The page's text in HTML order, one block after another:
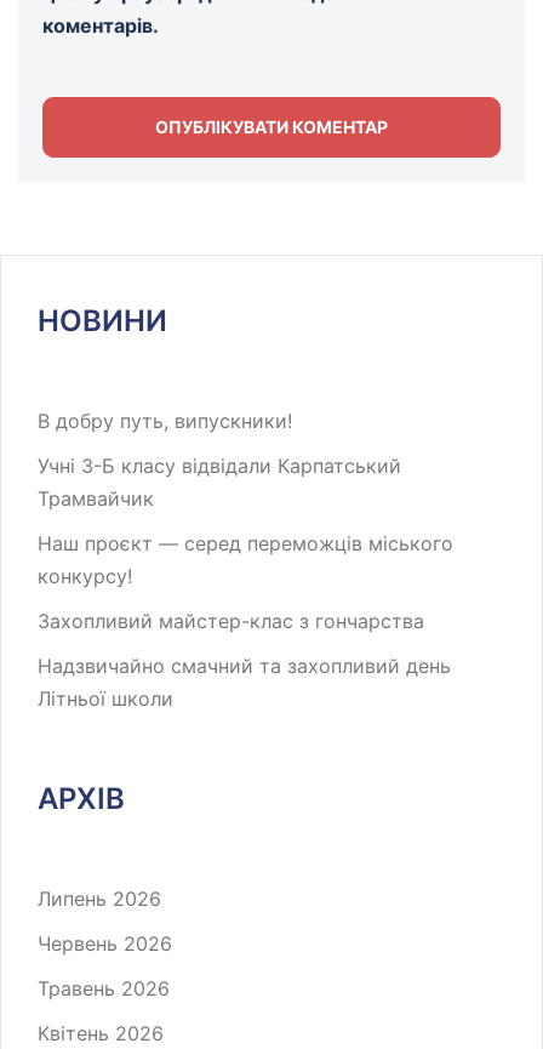
коментарів.
НОВИНИ
В добру путь, випускники!
Учні 3-Б класу відвідали Карпатський
Трамвайчик
Наш проєкт — серед переможців міського
конкурсу!
Захопливий майстер-клас з гончарства
Надзвичайно смачний та захопливий день
Літньої школи
АРХІВ
Липень 2026
Червень 2026
Травень 2026
Квітень 2026